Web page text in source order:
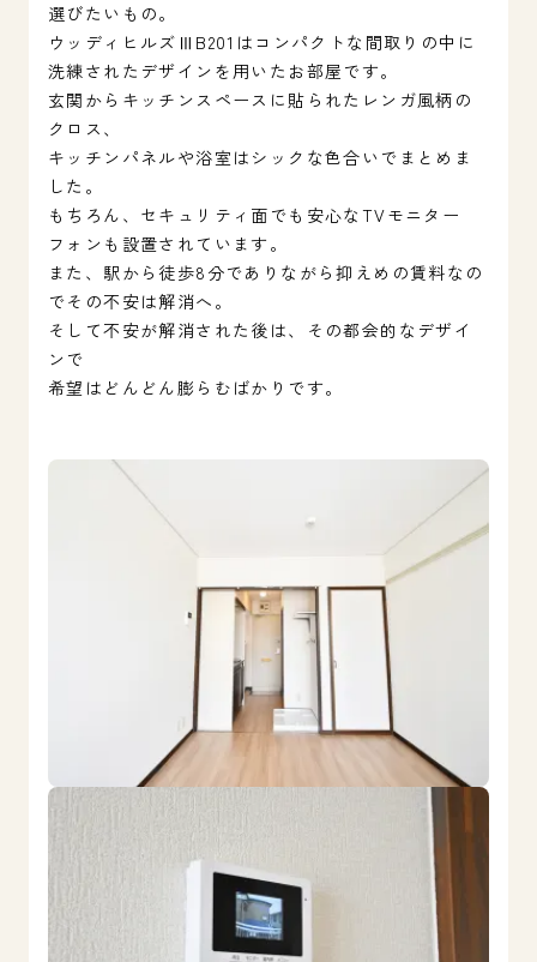
選びたいもの。
ウッディヒルズⅢB201はコンパクトな間取りの中に
洗練されたデザインを用いたお部屋です。
玄関からキッチンスペースに貼られたレンガ風柄の
クロス、
キッチンパネルや浴室はシックな色合いでまとめま
した。
もちろん、セキュリティ面でも安心なTVモニター
フォンも設置されています。
また、駅から徒歩8分でありながら抑えめの賃料なの
でその不安は解消へ。
そして不安が解消された後は、その都会的なデザイ
ンで
希望はどんどん膨らむばかりです。